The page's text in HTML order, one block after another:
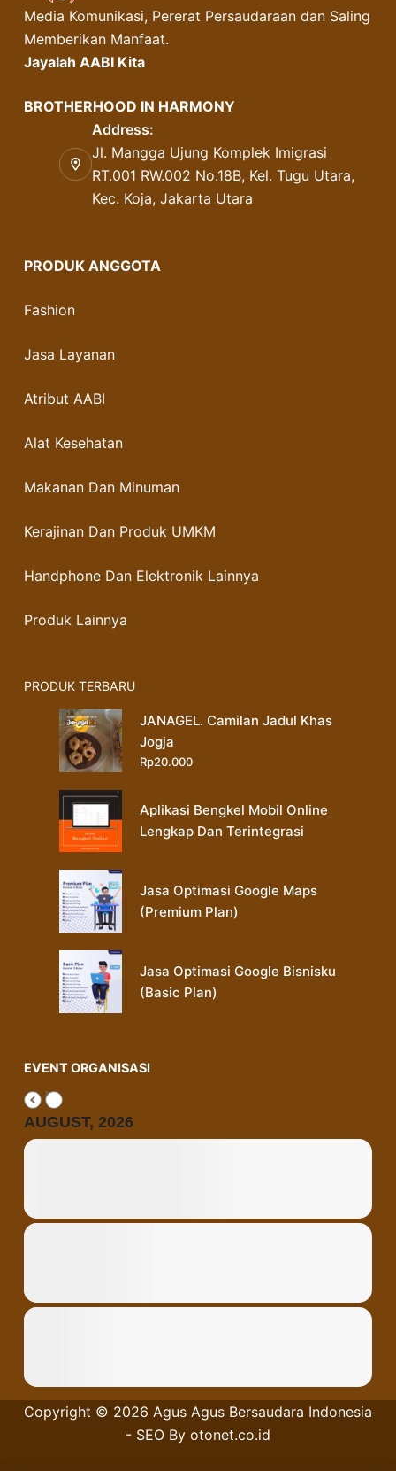
Media Komunikasi, Pererat Persaudaraan dan Saling
Memberikan Manfaat.
Jayalah AABI Kita
BROTHERHOOD IN HARMONY
Address:
Jl. Mangga Ujung Komplek Imigrasi
RT.001 RW.002 No.18B, Kel. Tugu Utara,
Kec. Koja, Jakarta Utara
PRODUK ANGGOTA
Fashion
Jasa Layanan
Atribut AABI
Alat Kesehatan
Makanan Dan Minuman
Kerajinan Dan Produk UMKM
Handphone Dan Elektronik Lainnya
Produk Lainnya
PRODUK TERBARU
JANAGEL. Camilan Jadul Khas
Jogja
Rp20.000
Aplikasi Bengkel Mobil Online
Lengkap Dan Terintegrasi
Jasa Optimasi Google Maps
(Premium Plan)
Jasa Optimasi Google Bisnisku
(Basic Plan)
EVENT ORGANISASI
AUGUST, 2026
Copyright © 2026 Agus Agus Bersaudara Indonesia
- SEO By otonet.co.id